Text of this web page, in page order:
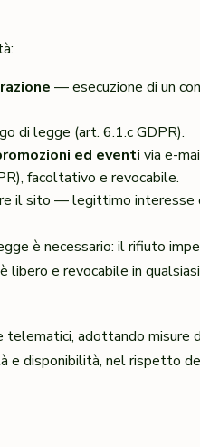
— esecuzione di un
di legge (art. 6.1.c GDPR).
ed eventi via e-
facoltativo e revocabile.
il sito — legittimo interesse
è necessario: il rifiuto
libero e revocabile in
adottando misure
e disponibilità, nel rispetto